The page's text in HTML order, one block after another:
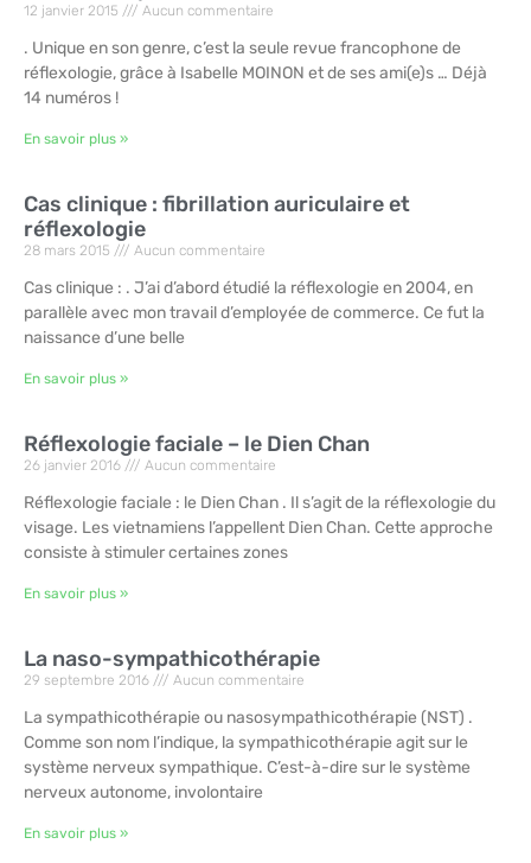
12 janvier 2015 Aucun commentaire
. Unique en son genre, c’est la seule revue francophone de
réflexologie, grâce à Isabelle MOINON et de ses ami(e)s … Déjà
14 numéros !
En savoir plus »
Cas clinique : fibrillation auriculaire et
réflexologie
28 mars 2015 Aucun commentaire
Cas clinique : . J’ai d’abord étudié la réflexologie en 2004, en
parallèle avec mon travail d’employée de commerce. Ce fut la
naissance d’une belle
En savoir plus »
Réflexologie faciale – le Dien Chan
26 janvier 2016 Aucun commentaire
Réflexologie faciale : le Dien Chan . Il s’agit de la réflexologie du
visage. Les vietnamiens l’appellent Dien Chan. Cette approche
consiste à stimuler certaines zones
En savoir plus »
La naso-sympathicothérapie
29 septembre 2016 Aucun commentaire
La sympathicothérapie ou nasosympathicothérapie (NST) .
Comme son nom l’indique, la sympathicothérapie agit sur le
système nerveux sympathique. C’est-à-dire sur le système
nerveux autonome, involontaire
En savoir plus »